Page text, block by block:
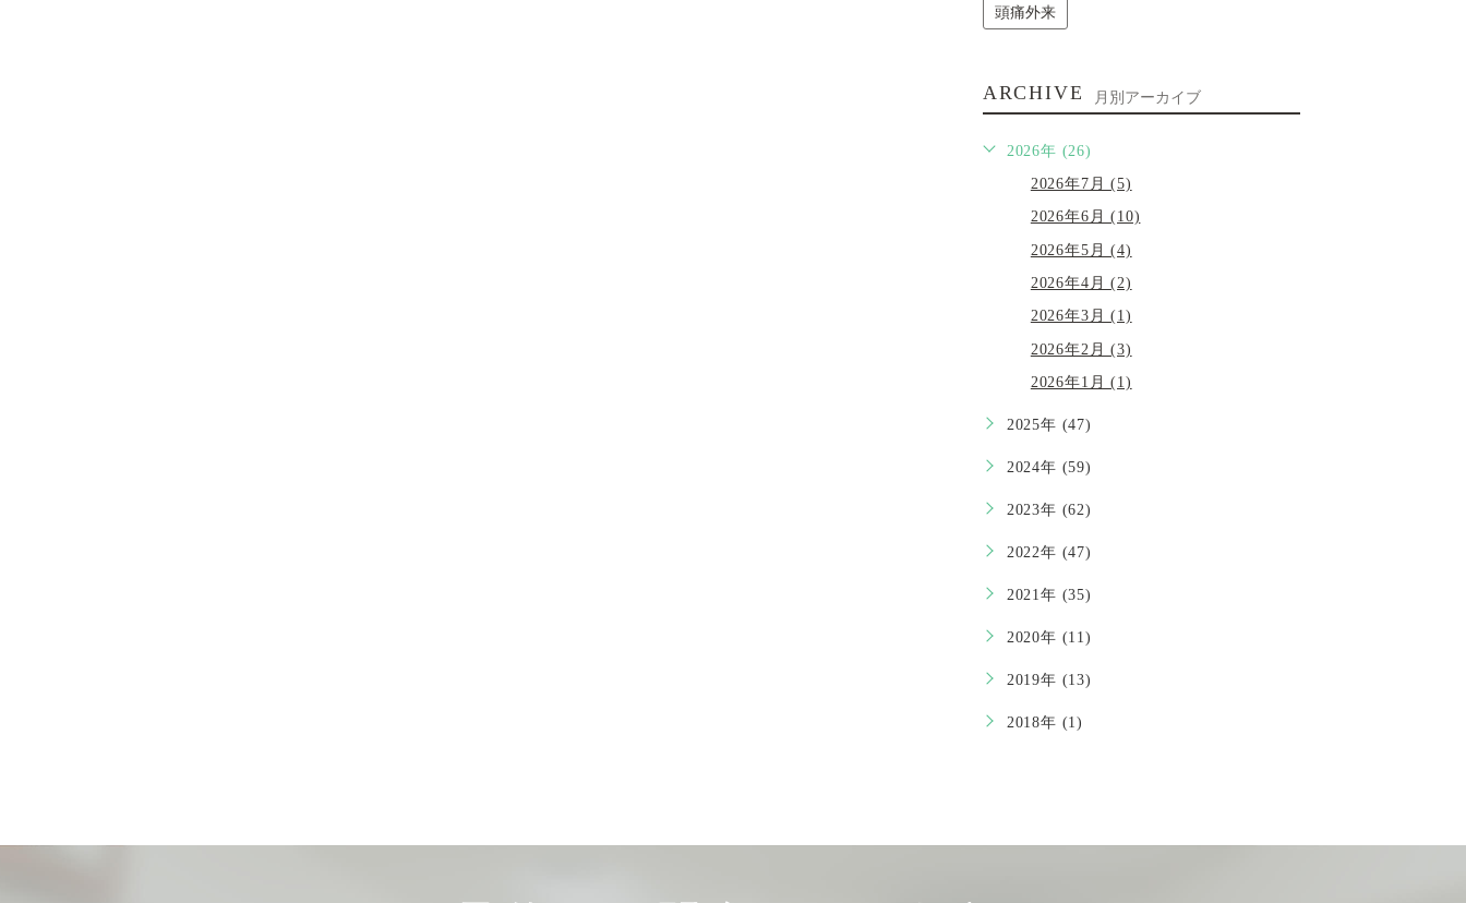
頭痛外来
ARCHIVE 月別アーカイブ
2026年 (26)
2026年7月 (5)
2026年6月 (10)
2026年5月 (4)
2026年4月 (2)
2026年3月 (1)
2026年2月 (3)
2026年1月 (1)
2025年 (47)
2024年 (59)
2023年 (62)
2022年 (47)
2021年 (35)
2020年 (11)
2019年 (13)
2018年 (1)